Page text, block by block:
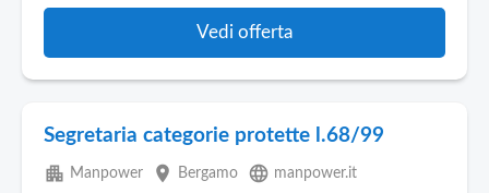
Vedi offerta
Segretaria categorie protette l.68/99
apartment Manpower place Bergamo language manpower.it